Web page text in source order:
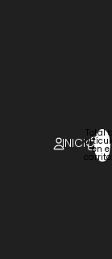
INICIO
Total
en el